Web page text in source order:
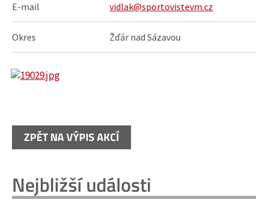
E-mail vidlak@sportovistevm.cz
Okres Žďár nad Sázavou
ZPĚT NA VÝPIS AKCÍ
Nejbližší události